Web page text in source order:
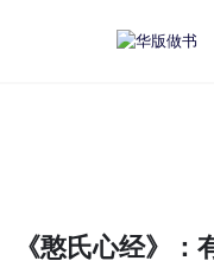
《憨氏心经》